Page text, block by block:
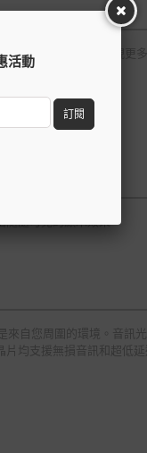
眼睛提供比4K 電視更
置信的內部。
隨處可見的顯示效果。
自您周圍的環境。音訊
均支援無損音訊和超低延
活動
訂閱